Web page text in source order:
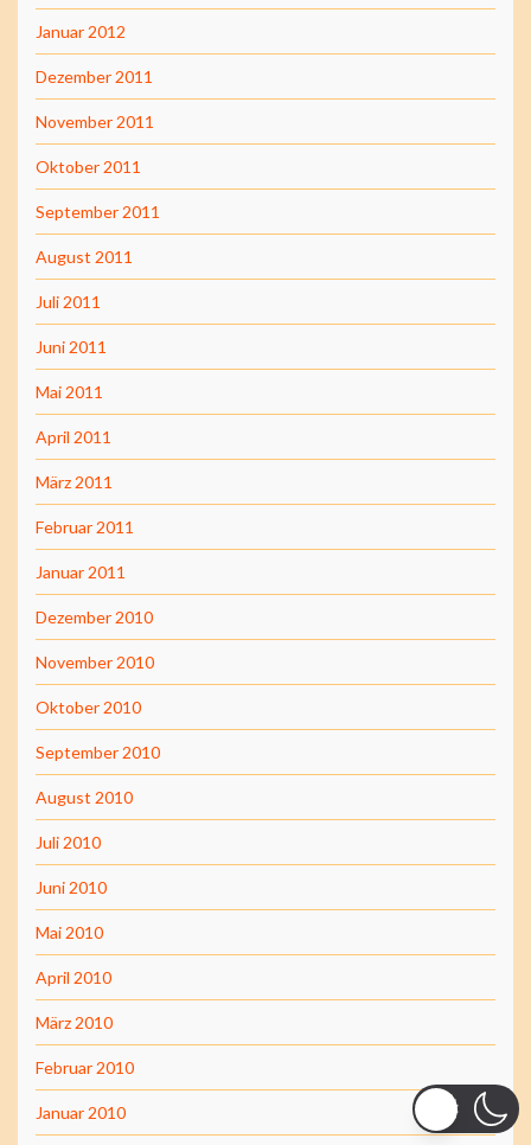
Januar 2012
Dezember 2011
November 2011
Oktober 2011
September 2011
August 2011
Juli 2011
Juni 2011
Mai 2011
April 2011
März 2011
Februar 2011
Januar 2011
Dezember 2010
November 2010
Oktober 2010
September 2010
August 2010
Juli 2010
Juni 2010
Mai 2010
April 2010
März 2010
Februar 2010
Januar 2010